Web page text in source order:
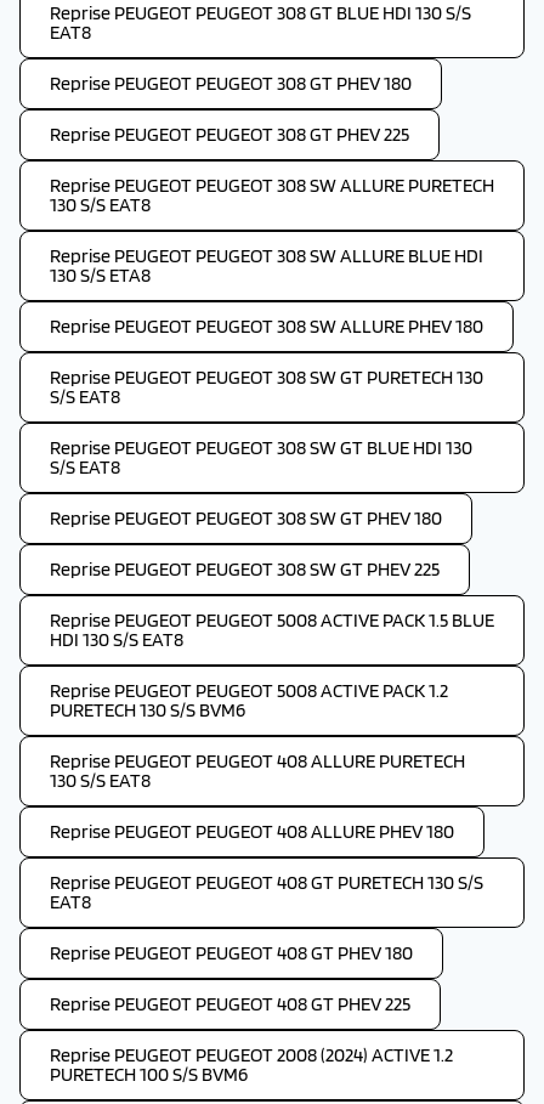
Reprise PEUGEOT PEUGEOT 308 GT BLUE HDI 130 S/S
EAT8
Reprise PEUGEOT PEUGEOT 308 GT PHEV 180
Reprise PEUGEOT PEUGEOT 308 GT PHEV 225
Reprise PEUGEOT PEUGEOT 308 SW ALLURE PURETECH
130 S/S EAT8
Reprise PEUGEOT PEUGEOT 308 SW ALLURE BLUE HDI
130 S/S ETA8
Reprise PEUGEOT PEUGEOT 308 SW ALLURE PHEV 180
Reprise PEUGEOT PEUGEOT 308 SW GT PURETECH 130
S/S EAT8
Reprise PEUGEOT PEUGEOT 308 SW GT BLUE HDI 130
S/S EAT8
Reprise PEUGEOT PEUGEOT 308 SW GT PHEV 180
Reprise PEUGEOT PEUGEOT 308 SW GT PHEV 225
Reprise PEUGEOT PEUGEOT 5008 ACTIVE PACK 1.5 BLUE
HDI 130 S/S EAT8
Reprise PEUGEOT PEUGEOT 5008 ACTIVE PACK 1.2
PURETECH 130 S/S BVM6
Reprise PEUGEOT PEUGEOT 408 ALLURE PURETECH
130 S/S EAT8
Reprise PEUGEOT PEUGEOT 408 ALLURE PHEV 180
Reprise PEUGEOT PEUGEOT 408 GT PURETECH 130 S/S
EAT8
Reprise PEUGEOT PEUGEOT 408 GT PHEV 180
Reprise PEUGEOT PEUGEOT 408 GT PHEV 225
Reprise PEUGEOT PEUGEOT 2008 (2024) ACTIVE 1.2
PURETECH 100 S/S BVM6